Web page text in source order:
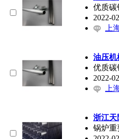
优质碳
2022-
上
油压
优质碳
2022-
上
浙江天
锅炉重